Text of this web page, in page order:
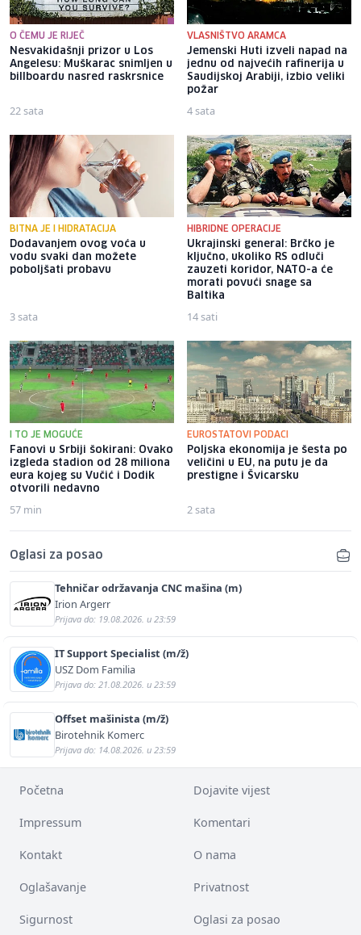
O ČEMU JE RIJEČ
Nesvakidašnji prizor u Los
Angelesu: Muškarac snimljen u
billboardu nasred raskrsnice
22 sata
VLASNIŠTVO ARAMCA
Jemenski Huti izveli napad na
jednu od najvećih rafinerija u
Saudijskoj Arabiji, izbio veliki
požar
4 sata
BITNA JE I HIDRATACIJA
Dodavanjem ovog voća u
vodu svaki dan možete
poboljšati probavu
3 sata
HIBRIDNE OPERACIJE
Ukrajinski general: Brčko je
ključno, ukoliko RS odluči
zauzeti koridor, NATO-a će
morati povući snage sa
Baltika
14 sati
I TO JE MOGUĆE
Fanovi u Srbiji šokirani: Ovako
izgleda stadion od 28 miliona
eura kojeg su Vučić i Dodik
otvorili nedavno
57 min
EUROSTATOVI PODACI
Poljska ekonomija je šesta po
veličini u EU, na putu je da
prestigne i Švicarsku
2 sata
Oglasi za posao
Tehničar održavanja CNC mašina (m)
Irion Argerr
Prijava do: 19.08.2026. u 23:59
IT Support Specialist (m/ž)
USZ Dom Familia
Prijava do: 21.08.2026. u 23:59
Offset mašinista (m/ž)
Birotehnik Komerc
Prijava do: 14.08.2026. u 23:59
Početna Dojavite vijest
Impressum Komentari
Kontakt O nama
Oglašavanje Privatnost
Sigurnost Oglasi za posao